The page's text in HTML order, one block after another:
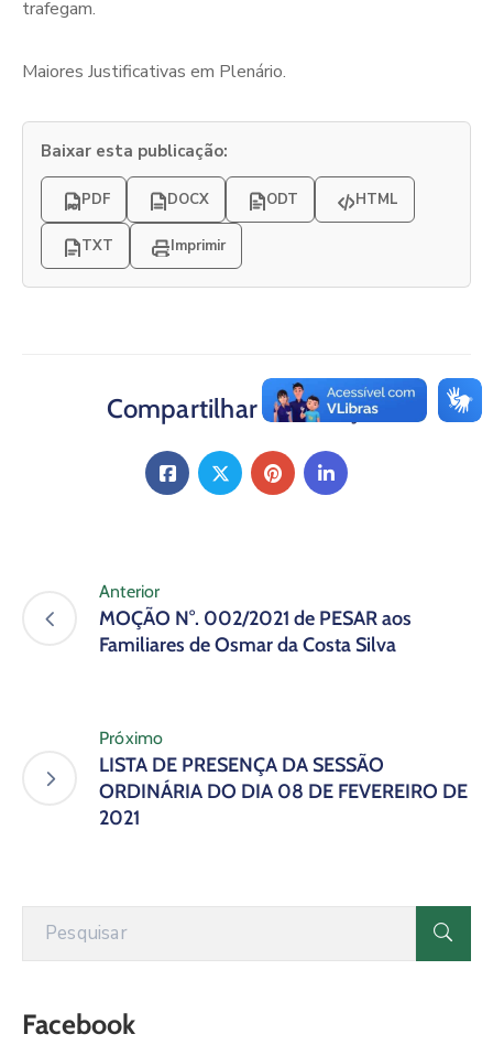
trafegam.
Maiores Justificativas em Plenário.
Baixar esta publicação:
PDF DOCX ODT HTML
TXT Imprimir
Compartilhar Publicação
Anterior
MOÇÃO N°. 002/2021 de PESAR aos
Familiares de Osmar da Costa Silva
Próximo
LISTA DE PRESENÇA DA SESSÃO
ORDINÁRIA DO DIA 08 DE FEVEREIRO DE
2021
Facebook